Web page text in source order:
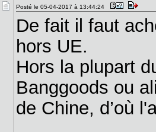
Posté le 05-04-2017 à 13:44:24
De fait il faut
hors UE.
Hors la plupart
Banggoods ou
de Chine, d’où